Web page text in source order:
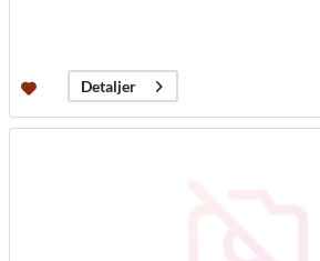
Detaljer